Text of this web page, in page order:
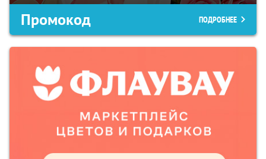
Промокод ПОДРОБНЕЕ